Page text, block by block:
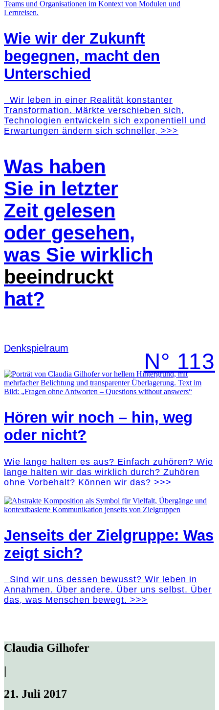
Wie wir der Zukunft
begegnen, macht den
Unterschied
Wir leben in einer Realität konstanter
Transformation. Märkte verschieben sich,
Technologien entwickeln sich exponentiell und
Erwartungen ändern sich schneller, >>>
Was haben
Sie in letzter
Zeit gelesen
oder gesehen,
was Sie wirklich
beeindruckt
hat?
Denk­spielraum
N° 113
Hören wir noch – hin, weg
oder nicht?
Wie lange halten es aus? Einfach zuhören? Wie
lange halten wir das wirklich durch? Zuhören
ohne Vorbehalt? Können wir das? >>>
Jenseits der Zielgruppe: Was
zeigt sich?
Sind wir uns dessen bewusst? Wir leben in
Annahmen. Über andere. Über uns selbst. Über
das, was Menschen bewegt. >>>
Claudia Gilhofer
21. Juli 2017